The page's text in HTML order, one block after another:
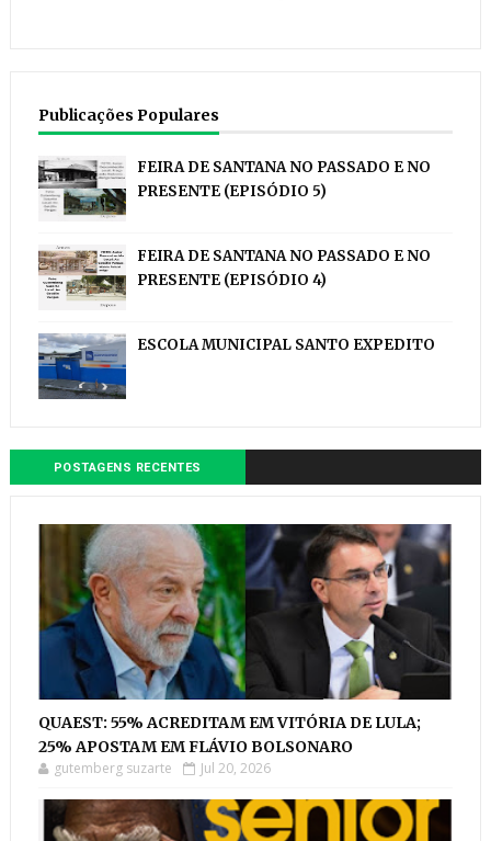
Publicações Populares
FEIRA DE SANTANA NO PASSADO E NO
PRESENTE (EPISÓDIO 5)
FEIRA DE SANTANA NO PASSADO E NO
PRESENTE (EPISÓDIO 4)
ESCOLA MUNICIPAL SANTO EXPEDITO
POSTAGENS RECENTES
QUAEST: 55% ACREDITAM EM VITÓRIA DE LULA;
25% APOSTAM EM FLÁVIO BOLSONARO
gutemberg suzarte Jul 20, 2026